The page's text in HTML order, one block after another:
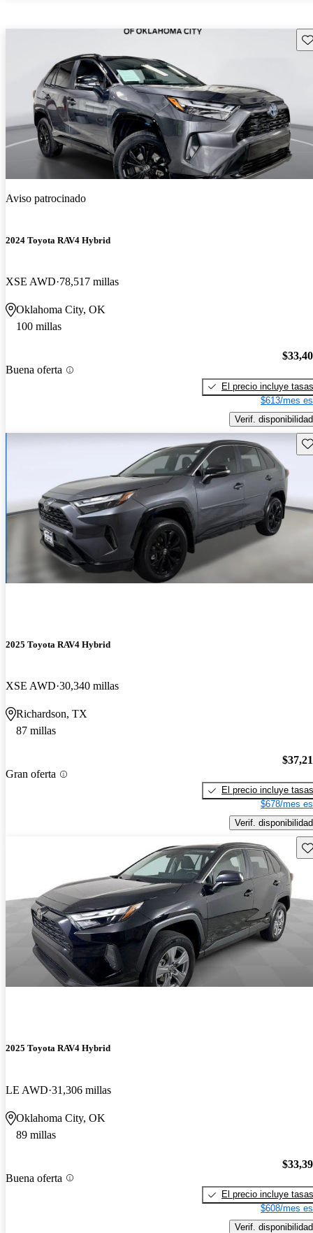
Aviso patrocinado
2024 Toyota RAV4 Hybrid
XSE AWD 78,517 millas
Oklahoma City, OK
100 millas
Buena oferta
El precio incluye tasas
$613/mes
Verif. disponibilidad
2025 Toyota RAV4 Hybrid
XSE AWD 30,340 millas
Richardson, TX
87 millas
Gran oferta
El precio incluye tasas
$678/mes
Verif. disponibilidad
2025 Toyota RAV4 Hybrid
LE AWD 31,306 millas
Oklahoma City, OK
89 millas
Buena oferta
El precio incluye tasas
$608/mes
Verif. disponibilidad